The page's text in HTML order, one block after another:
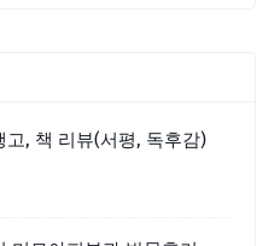
고, 책 리뷰(서평, 독후감)